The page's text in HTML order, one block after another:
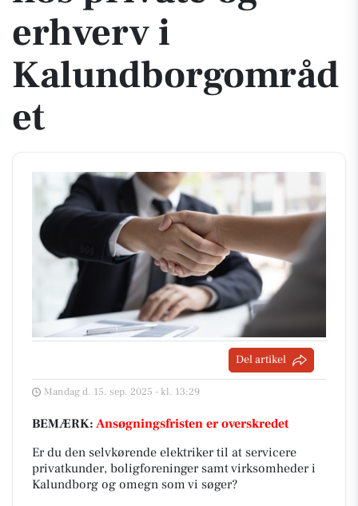
erhverv i
Kalundborgområd
et
Del artikel
Mandag d. 15. sep. 2025 - kl. 13:29
BEMÆRK: Ansøgningsfristen er overskredet
Er du den selvkørende elektriker til at servicere
privatkunder, boligforeninger samt virksomheder i
Kalundborg og omegn som vi søger?